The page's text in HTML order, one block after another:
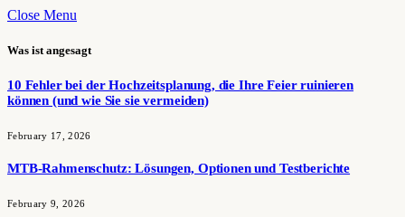
Close Menu
Was ist angesagt
10 Fehler bei der Hochzeitsplanung, die Ihre Feier ruinieren
können (und wie Sie sie vermeiden)
February 17, 2026
MTB-Rahmenschutz: Lösungen, Optionen und Testberichte
February 9, 2026